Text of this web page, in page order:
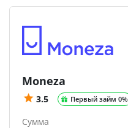
Moneza
3.5 Первый займ 0%
Сумма